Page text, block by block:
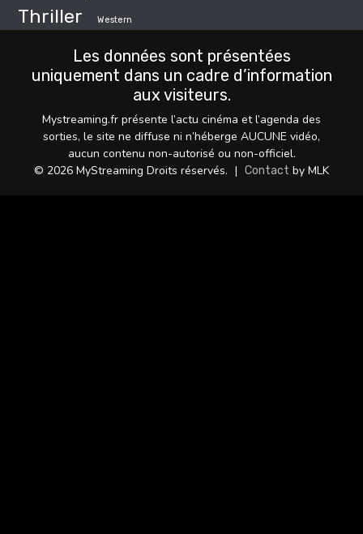
Thriller Western
Les données sont présentées
uniquement dans un cadre d’information
aux visiteurs.
Mystreaming.fr présente l’actu cinéma et l’agenda des
sorties, le site ne diffuse ni n’héberge AUCUNE vidéo,
aucun contenu non-autorisé ou non-officiel.
© 2026 MyStreaming Droits réservés. | Contact by MLK